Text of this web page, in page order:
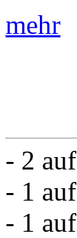
mehr
- 2 auf
- 1 auf
- 1 auf